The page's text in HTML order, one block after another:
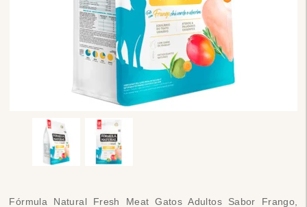
Fórmula Natural Fresh Meat Gatos Adultos Sabor Frango,